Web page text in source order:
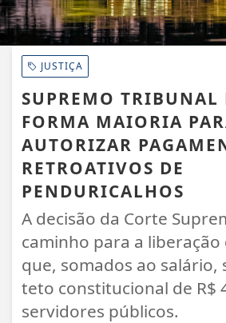
JUSTIÇA
SUPREMO TRIBUNAL
FORMA MAIORIA
AUTORIZAR
RETROATIVOS DE
PENDURICALHOS
A decisão da Corte
caminho para a liberação
que, somados ao salário,
teto constitucional de R$
servidores públicos.